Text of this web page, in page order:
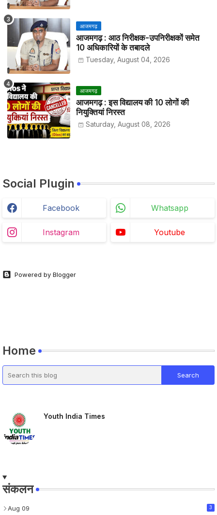
आजमगढ़
आजमगढ़ : आठ निरीक्षक-उपनिरीक्षकों समेत
10 अधिकारियों के तबादले
Tuesday, August 04, 2026
आजमगढ़
आजमगढ़ : इस विद्यालय की 10 लोगों की
नियुक्तियां निरस्त
Saturday, August 08, 2026
Social Plugin
Facebook Whatsapp
Instagram Youtube
Powered by Blogger
Home
Youth India Times
संकलन
Aug 09 3